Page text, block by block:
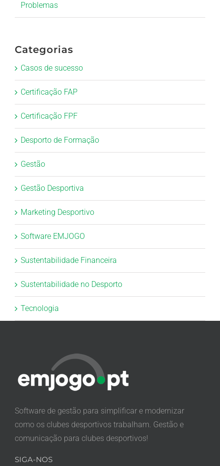
Problemas
Categorias
Casos de sucesso
Certificação FAP
Certificação FPF
Desporto de Formação
Gestão
Gestão Desportiva
Marketing Desportivo
Software EMJOGO
Sustentabilidade Financeira
Sustentabilidade no Desporto
Tecnologia
Software de gestão para simplificar e modernizar
como os clubes desportivos trabalham. Gestão e
comunicação para clubes desportivos!
SIGA-NOS